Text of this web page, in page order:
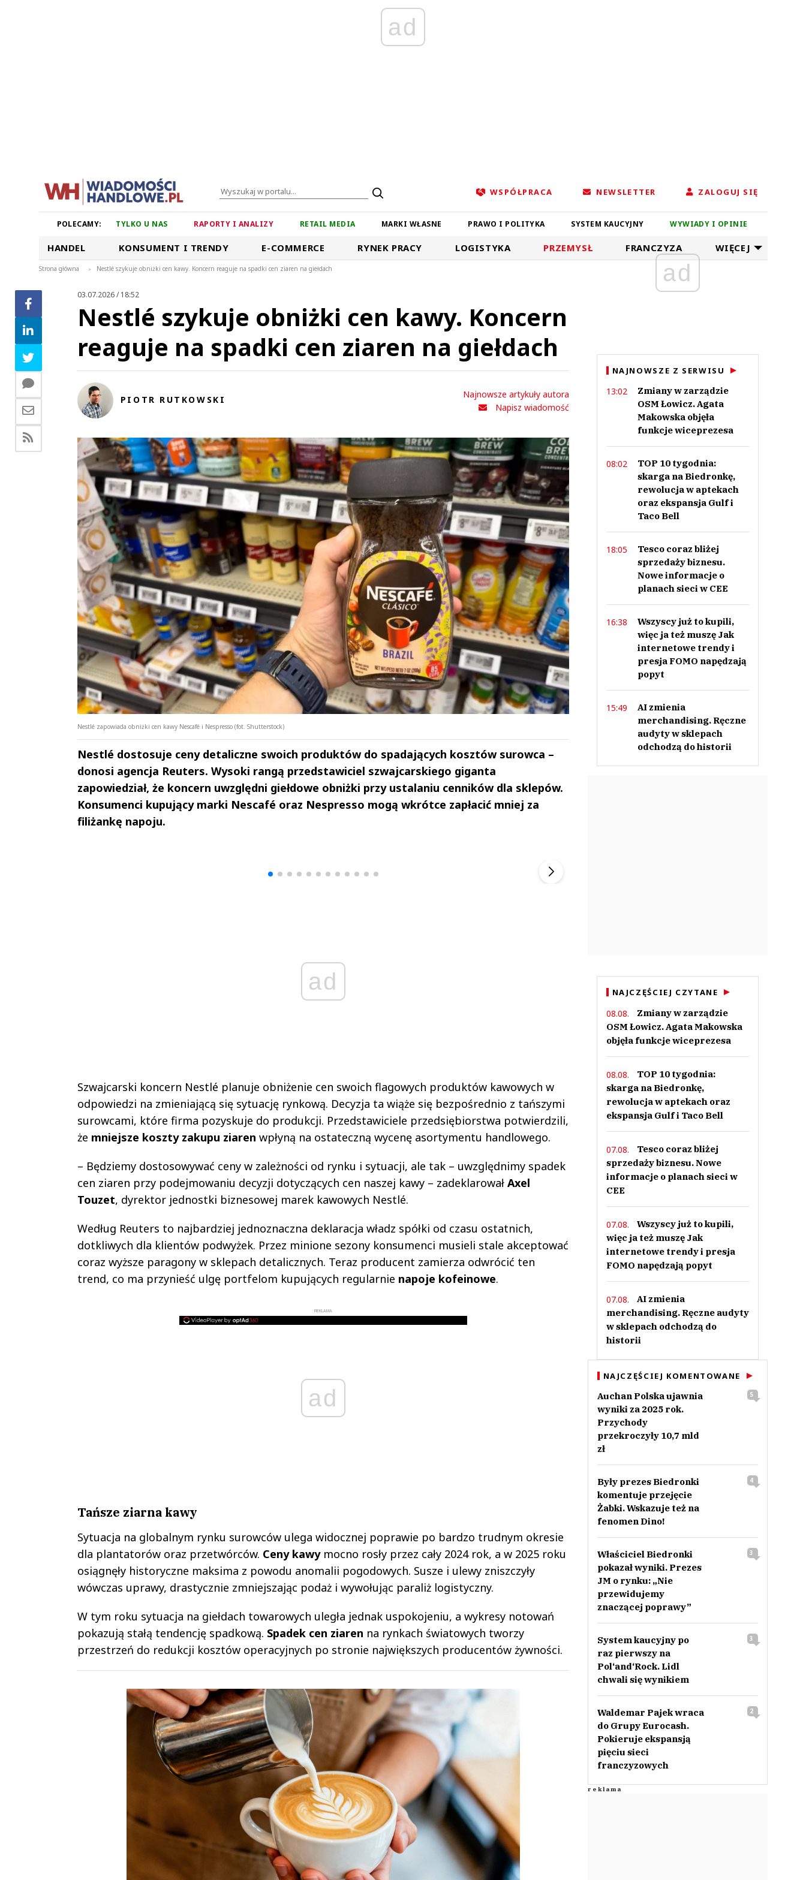
ad
WSPÓŁPRACA NEWSLETTER ZALOGUJ SIĘ
POLECAMY: TYLKO U NAS RAPORTY I ANALIZY RETAIL MEDIA MARKI WŁASNE PRAWO I POLITYKA SYSTEM KAUCYJNY WYWIADY I OPINIE
HANDEL KONSUMENT I TRENDY E-COMMERCE RYNEK PRACY LOGISTYKA PRZEMYSŁ FRANCZYZA WIĘCEJ
Strona główna > Nestlé szykuje obniżki cen kawy. Koncern reaguje na spadki cen ziaren na giełdach
03.07.2026 / 18:52
Nestlé szykuje obniżki cen kawy. Koncern
reaguje na spadki cen ziaren na giełdach
PIOTR RUTKOWSKI
Najnowsze artykuły autora
Napisz wiadomość
Nestlé zapowiada obniżki cen kawy Nescafé i Nespresso (fot. Shutterstock)
Nestlé dostosuje ceny detaliczne swoich produktów do spadających kosztów surowca –
donosi agencja Reuters. Wysoki rangą przedstawiciel szwajcarskiego giganta
zapowiedział, że koncern uwzględni giełdowe obniżki przy ustalaniu cenników dla sklepów.
Konsumenci kupujący marki Nescafé oraz Nespresso mogą wkrótce zapłacić mniej za
filiżankę napoju.
ad
Szwajcarski koncern Nestlé planuje obniżenie cen swoich flagowych produktów kawowych w
odpowiedzi na zmieniającą się sytuację rynkową. Decyzja ta wiąże się bezpośrednio z tańszymi
surowcami, które firma pozyskuje do produkcji. Przedstawiciele przedsiębiorstwa potwierdzili,
że mniejsze koszty zakupu ziaren wpłyną na ostateczną wycenę asortymentu handlowego.
– Będziemy dostosowywać ceny w zależności od rynku i sytuacji, ale tak – uwzględnimy spadek
cen ziaren przy podejmowaniu decyzji dotyczących cen naszej kawy – zadeklarował Axel
Touzet, dyrektor jednostki biznesowej marek kawowych Nestlé.
Według Reuters to najbardziej jednoznaczna deklaracja władz spółki od czasu ostatnich,
dotkliwych dla klientów podwyżek. Przez minione sezony konsumenci musieli stale akceptować
coraz wyższe paragony w sklepach detalicznych. Teraz producent zamierza odwrócić ten
trend, co ma przynieść ulgę portfelom kupujących regularnie napoje kofeinowe.
REKLAMA
ad
Tańsze ziarna kawy
Sytuacja na globalnym rynku surowców ulega widocznej poprawie po bardzo trudnym okresie
dla plantatorów oraz przetwórców. Ceny kawymocno rosły przez cały 2024 rok, a w 2025 roku
osiągnęły historyczne maksima z powodu anomalii pogodowych. Susze i ulewy zniszczyły
wówczas uprawy, drastycznie zmniejszając podaż i wywołując paraliż logistyczny.
W tym roku sytuacja na giełdach towarowych uległa jednak uspokojeniu, a wykresy notowań
pokazują stałą tendencję spadkową. Spadek cen ziaren na rynkach światowych tworzy
przestrzeń do redukcji kosztów operacyjnych po stronie największych producentów żywności.
ad
NAJNOWSZE Z SERWISU
13:02
Zmiany w zarządzie
OSM Łowicz. Agata
Makowska objęła
funkcje wiceprezesa
08:02
TOP 10 tygodnia:
skarga na Biedronkę,
rewolucja w aptekach
oraz ekspansja Gulf i
Taco Bell
18:05
Tesco coraz bliżej
sprzedaży biznesu.
Nowe informacje o
planach sieci w CEE
16:38
Wszyscy już to kupili,
więc ja też muszę Jak
internetowe trendy i
presja FOMO napędzają
popyt
15:49
AI zmienia
merchandising. Ręczne
audyty w sklepach
odchodzą do historii
NAJCZĘŚCIEJ CZYTANE
08.08.
Zmiany w zarządzie
OSM Łowicz. Agata Makowska
objęła funkcje wiceprezesa
08.08.
TOP 10 tygodnia:
skarga na Biedronkę,
rewolucja w aptekach oraz
ekspansja Gulf i Taco Bell
07.08.
Tesco coraz bliżej
sprzedaży biznesu. Nowe
informacje o planach sieci w
CEE
07.08.
Wszyscy już to kupili,
więc ja też muszę Jak
internetowe trendy i presja
FOMO napędzają popyt
07.08.
AI zmienia
merchandising. Ręczne audyty
w sklepach odchodzą do
historii
NAJCZĘŚCIEJ KOMENTOWANE
Auchan Polska ujawnia
wyniki za 2025 rok.
Przychody
przekroczyły 10,7 mld
zł
5
Były prezes Biedronki
komentuje przejęcie
Żabki. Wskazuje też na
fenomen Dino!
4
Właściciel Biedronki
pokazał wyniki. Prezes
JM o rynku: „Nie
przewidujemy
znaczącej poprawy”
3
System kaucyjny po
raz pierwszy na
Pol‘and‘Rock. Lidl
chwali się wynikiem
3
Waldemar Pajek wraca
do Grupy Eurocash.
Pokieruje ekspansją
pięciu sieci
franczyzowych
2